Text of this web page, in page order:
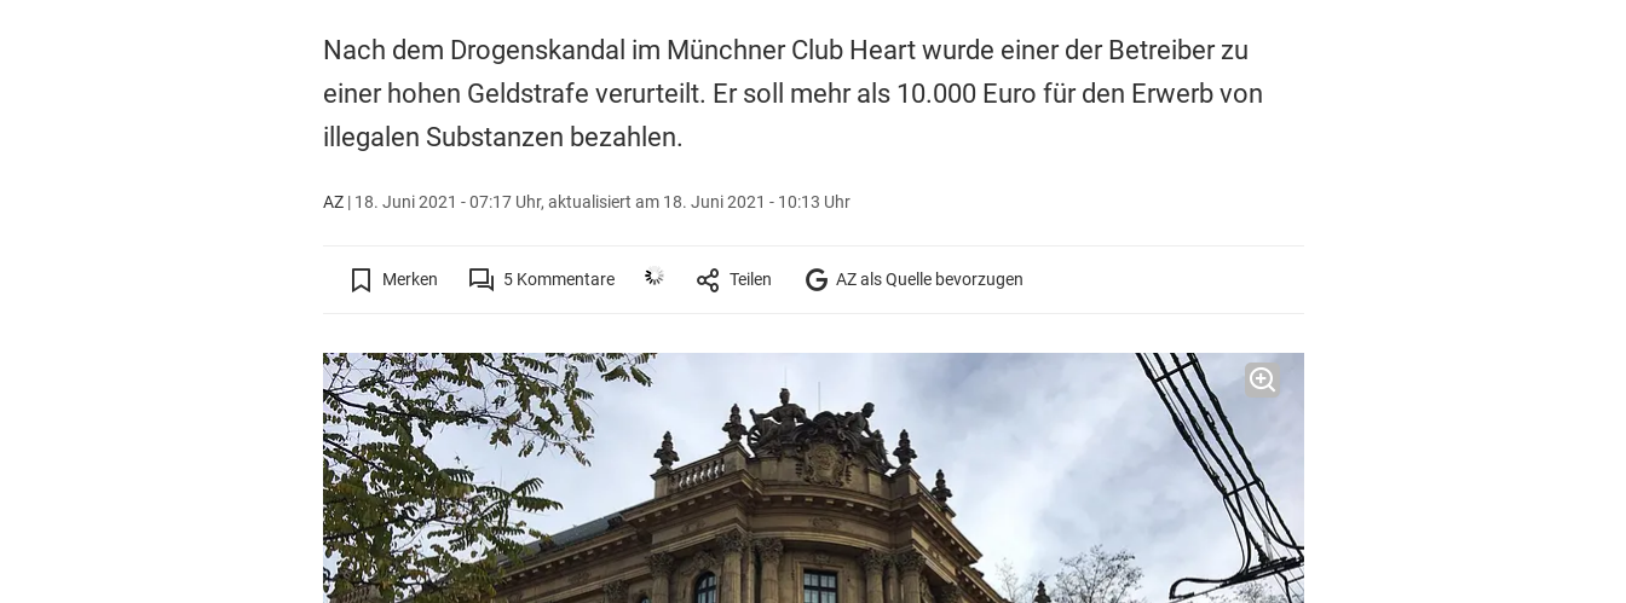
Nach dem Drogenskandal im Münchner Club Heart wurde einer der Betreiber zu
einer hohen Geldstrafe verurteilt. Er soll mehr als 10.000 Euro für den Erwerb von
illegalen Substanzen bezahlen.
AZ| 18. Juni 2021 - 07:17 Uhr, aktualisiert am 18. Juni 2021 - 10:13 Uhr
Merken 5Kommentare Teilen AZ als Quelle bevorzugen